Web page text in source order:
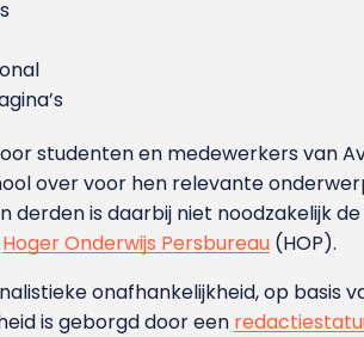
studenten en medewerkers van
over voor hen relevante
is daarbij niet noodzakelijk
Hoger Onderwijs Persbureau (HOP).
onafhankelijkheid, op basis
is geborgd door een